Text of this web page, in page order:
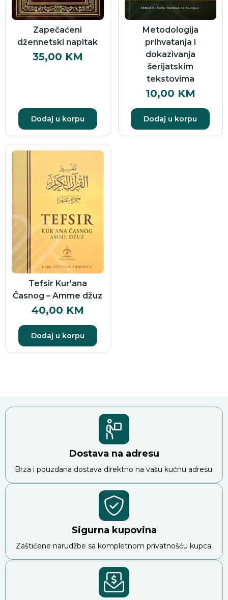
Zapečaćeni
džennetski napitak
35,00 KM
Dodaj u korpu
Metodologija
prihvatanja i
dokazivanja
šerijatskim
tekstovima
10,00 KM
Dodaj u korpu
Tefsir Kur'ana
Časnog – Amme džuz
40,00 KM
Dodaj u korpu
Dostava na adresu
Brza i pouzdana dostava direktno na vašu kućnu adresu.
Sigurna kupovina
Zaštićene narudžbe sa kompletnom privatnošću kupca.